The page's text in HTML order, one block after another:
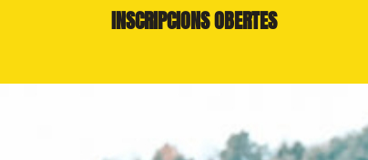
INSCRIPCIONS OBERTES